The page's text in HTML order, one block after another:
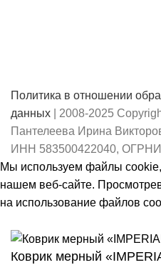
Политика в отношении
данных | 2008-2025
Пантелеева Ирина
ИНН 583500422040,
Мы используем файлы
нашем веб-сайте.
на использование файлов
Коврик мерный